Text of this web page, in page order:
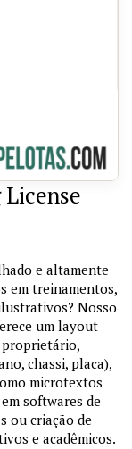
e altamente
em treinamentos,
Nosso
um layout
proprietário,
chassi, placa),
microtextos
softwares de
ou criação de
e acadêmicos.